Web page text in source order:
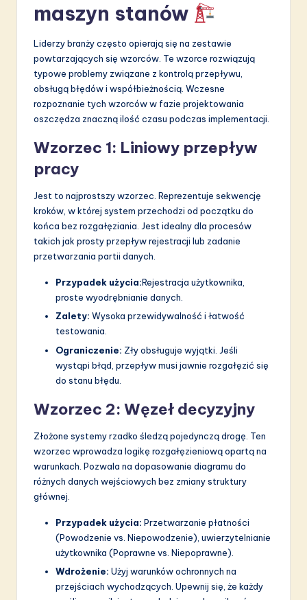
maszyn stanów
Liderzy branży często opierają się na zestawie
powtarzających się wzorców. Te wzorce rozwiązują
typowe problemy związane z kontrolą przepływu,
obsługą błędów i współbieżnością. Wczesne
rozpoznanie tych wzorców w fazie projektowania
oszczędza znaczną ilość czasu podczas implementacji.
Wzorzec 1: Liniowy przepływ
pracy
Jest to najprostszy wzorzec. Reprezentuje sekwencję
kroków, w której system przechodzi od początku do
końca bez rozgałęziania. Jest idealny dla procesów
takich jak prosty przepływ rejestracji lub zadanie
przetwarzania partii danych.
Przypadek użycia:Rejestracja użytkownika,
proste wyodrębnianie danych.
Zalety: Wysoka przewidywalność i łatwość
testowania.
Ograniczenie: Zły obsługuje wyjątki. Jeśli
wystąpi błąd, przepływ musi jawnie rozgałęzić się
do stanu błędu.
Wzorzec 2: Węzeł decyzyjny
Złożone systemy rzadko śledzą pojedynczą drogę. Ten
wzorzec wprowadza logikę rozgałęzieniową opartą na
warunkach. Pozwala na dopasowanie diagramu do
różnych danych wejściowych bez zmiany struktury
głównej.
Przypadek użycia: Przetwarzanie płatności
(Powodzenie vs. Niepowodzenie), uwierzytelnianie
użytkownika (Poprawne vs. Niepoprawne).
Wdrożenie: Użyj warunków ochronnych na
przejściach wychodzących. Upewnij się, że każdy